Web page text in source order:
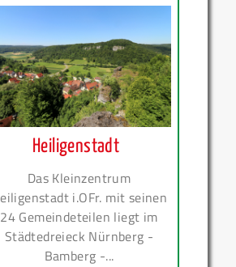
Heiligenstadt
Das Kleinzentrum
i.OFr. mit seinen
24 Gemeindeteilen liegt im
Städtedreieck Nürnberg -
Bamberg -...